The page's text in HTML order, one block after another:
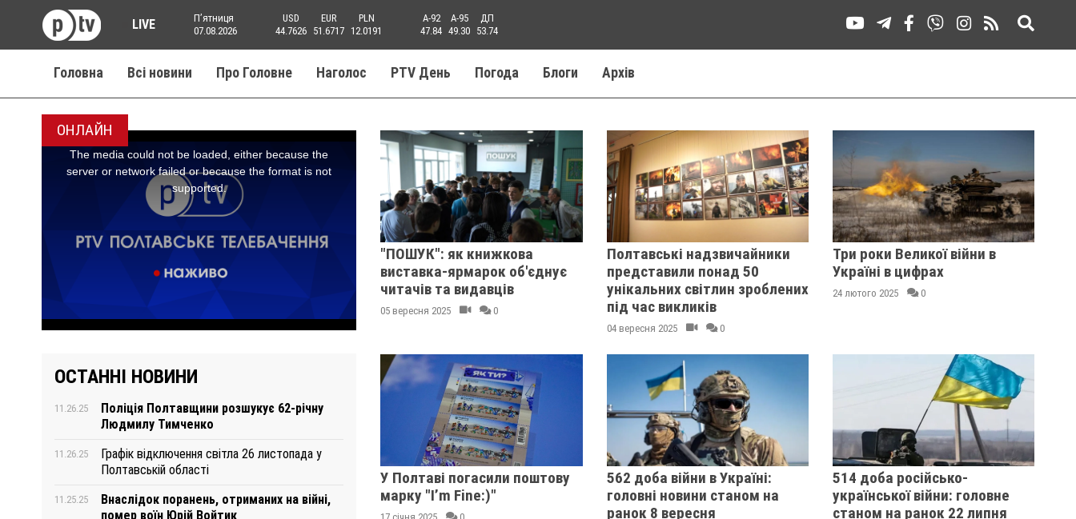
LIVE
Пʼятниця
07.08.2026
USD
44.7626
EUR
51.6717
PLN
12.0191
A-92
47.84
A-95
49.30
ДП
53.74
Головна Всі новини Про Головне Наголос PTV День Погода Блоги Aрхів
ОНЛАЙН
ОСТАННІ НОВИНИ
11.26.25
Поліція Полтавщини розшукує 62-річну
Людмилу Тимченко
11.26.25
Графік відключення світла 26 листопада у
Полтавській області
11.25.25
Внаслідок поранень, отриманих на війні,
помер воїн Юрій Войтик
"ПОШУК": як книжкова
виставка-ярмарок об'єднує
читачів та видавців
05 вересня 2025 0
Полтавські надзвичайники
представили понад 50
унікальних світлин зроблених
під час викликів
04 вересня 2025 0
Три роки Великої війни в
Україні в цифрах
24 лютого 2025 0
У Полтаві погасили поштову
марку "I’m Fine:)"
562 доба війни в Україні:
головні новини станом на
ранок 8 вересня
514 доба російсько-
української війни: головне
станом на ранок 22 липня